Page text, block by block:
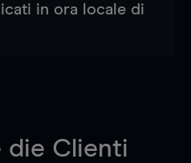
in ora locale di
die Clienti